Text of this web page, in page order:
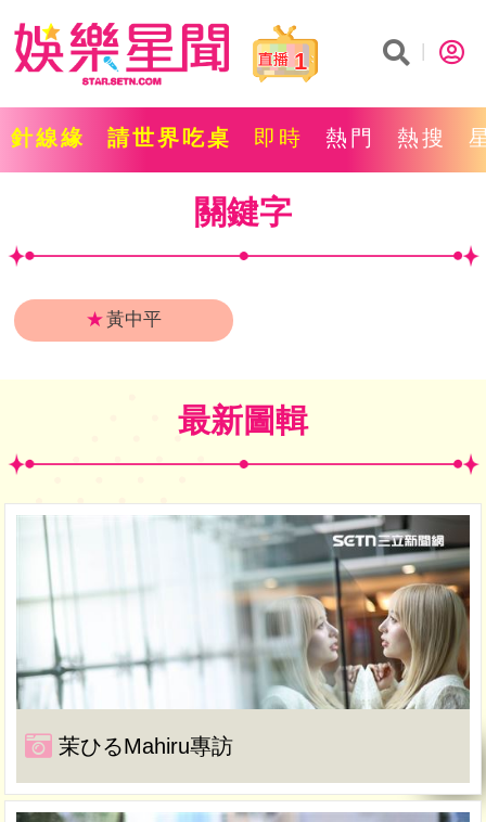
1
針線緣 請世界吃桌 即時 熱門 熱搜
關鍵字
★黃中平
最新圖輯
茉ひるMahiru專訪